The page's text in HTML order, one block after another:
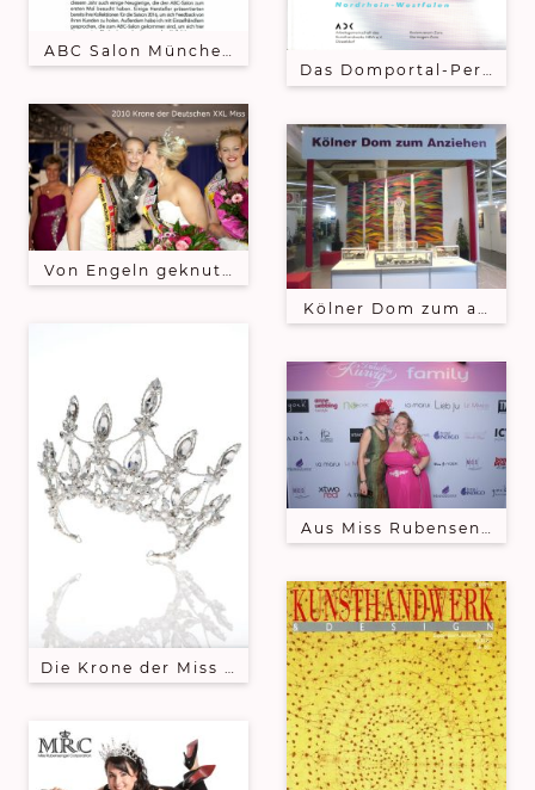
ABC Salon München, mit dabei Sky Lange-Ford
Von Engeln geknutscht - würdige Nachfolgerin
Die Krone der Miss XXL wurde entworfen und
Das Domportal-
Kölner Dom zum
Aus Miss Rubensengel